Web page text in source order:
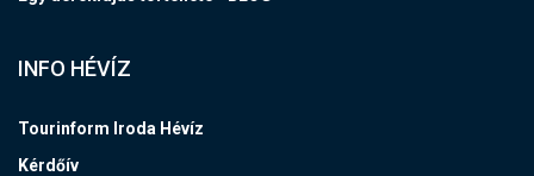
INFO HÉVÍZ
Tourinform Iroda Hévíz
Kérdőív